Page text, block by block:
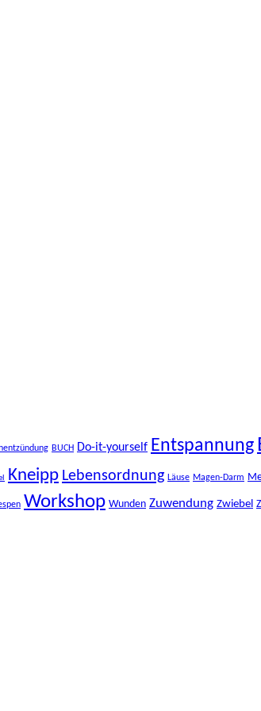
BUCH Do-it-yourself Entspannung
Kneipp Lebensordnung Läuse Magen-Darm
Workshop Wunden Zuwendung Zwiebel